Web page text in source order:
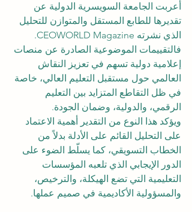
أعربت الجامعة السويسرية الدولية عن
تقديرها للطابع المستقل والمتوازن للتحليل
الذي نشرته CEOWORLD Magazine.
فالتقييمات الموضوعية الصادرة عن منصات
إعلامية دولية تسهم في تعزيز النقاش
العالمي حول مستقبل التعليم العالي، خاصة
في ظل التقاطع المتزايد بين التعليم
الرقمي، والدولية، وضمان الجودة.
ويؤكد هذا النوع من التقدير أهمية الاعتماد
على التحليل القائم على الأدلة بدلاً من
الخطاب التسويقي، كما يسلّط الضوء على
الدور الإيجابي الذي تلعبه المؤسسات
التعليمية التي تضع الهيكلة، والترخيص،
والمسؤولية الأكاديمية في صميم عملها.